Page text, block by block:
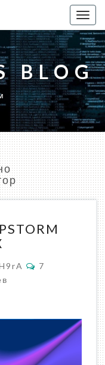
BLOG
Комментарии
7